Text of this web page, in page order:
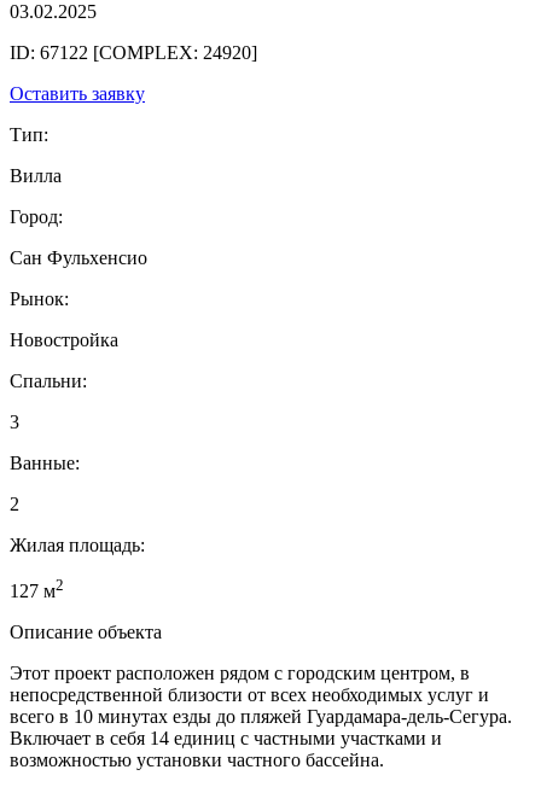
03.02.2025
ID: 67122 [COMPLEX: 24920]
Оставить заявку
Тип:
Вилла
Город:
Сан Фульхенсио
Рынок:
Новостройка
Спальни:
3
Ванные:
2
Жилая площадь:
127 м2
Описание объекта
Этот проект расположен рядом с городским центром, в
непосредственной близости от всех необходимых услуг и
всего в 10 минутах езды до пляжей Гуардамара-дель-Сегура.
Включает в себя 14 единиц с частными участками и
возможностью установки частного бассейна.